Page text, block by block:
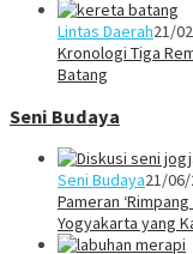
Lintas Daerah21/
Kronologi Tiga
Batang
Seni Budaya
Seni Budaya21/
Pameran
Yogyakarta yang